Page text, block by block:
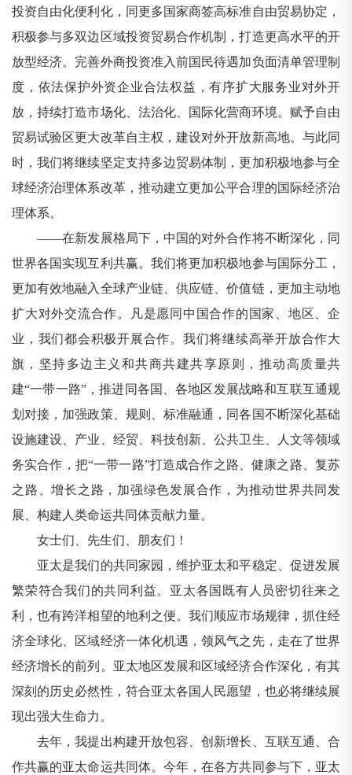
投资自由化便利化，同更多国家商签高标准自由贸易协定，
积极参与多双边区域投资贸易合作机制，打造更高水平的开
放型经济。完善外商投资准入前国民待遇加负面清单管理制
度，依法保护外资企业合法权益，有序扩大服务业对外开
放，持续打造市场化、法治化、国际化营商环境。赋予自由
贸易试验区更大改革自主权，建设对外开放新高地。与此同
时，我们将继续坚定支持多边贸易体制，更加积极地参与全
球经济治理体系改革，推动建立更加公平合理的国际经济治
理体系。
——在新发展格局下，中国的对外合作将不断深化，同
世界各国实现互利共赢。我们将更加积极地参与国际分工，
更加有效地融入全球产业链、供应链、价值链，更加主动地
扩大对外交流合作。凡是愿同中国合作的国家、地区、企
业，我们都会积极开展合作。我们将继续高举开放合作大
旗，坚持多边主义和共商共建共享原则，推动高质量共
建“一带一路”，推进同各国、各地区发展战略和互联互通规
划对接，加强政策、规则、标准融通，同各国不断深化基础
设施建设、产业、经贸、科技创新、公共卫生、人文等领域
务实合作，把“一带一路”打造成合作之路、健康之路、复苏
之路、增长之路，加强绿色发展合作，为推动世界共同发
展、构建人类命运共同体贡献力量。
女士们、先生们、朋友们！
亚太是我们的共同家园，维护亚太和平稳定、促进发展
繁荣符合我们的共同利益。亚太各国既有人员密切往来之
利，也有跨洋相望的地利之便。我们顺应市场规律，抓住经
济全球化、区域经济一体化机遇，领风气之先，走在了世界
经济增长的前列。亚太地区发展和区域经济合作深化，有其
深刻的历史必然性，符合亚太各国人民愿望，也必将继续展
现出强大生命力。
去年，我提出构建开放包容、创新增长、互联互通、合
作共赢的亚太命运共同体。今年，在各方共同参与下，亚太